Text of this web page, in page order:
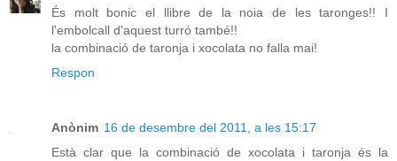
És molt bonic el llibre de la noia de les taronges!! I
l'embolcall d'aquest turró també!!
la combinació de taronja i xocolata no falla mai!
Respon
Anònim 16 de desembre del 2011, a les 15:17
Està clar que la combinació de xocolata i taronja és la